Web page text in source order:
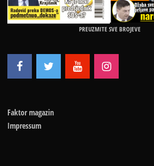
PREUZMITE SVE BROJEVE
Faktor magazin
Impressum